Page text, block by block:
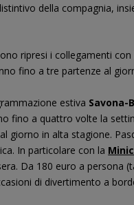
della compagnia,
ripresi i collegamenti con
fino a tre partenze al
estiva Savona-
fino a quattro volte la
giorno in alta stagione.
In particolare con la
Da 180 euro a persona
di divertimento a